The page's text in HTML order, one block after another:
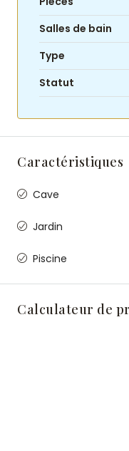
Salles de bain
Type
Statut
Caractéristiques
Cave
Jardin
Piscine
Calculateur de